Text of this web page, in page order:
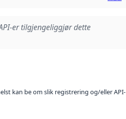
er tilgjengeliggjør dette
kan be om slik registrering og/eller API-